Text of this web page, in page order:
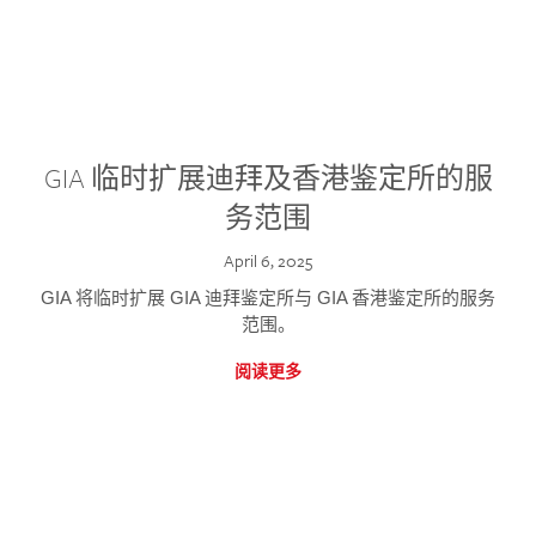
GIA 临时扩展迪拜及香港鉴定所的服
务范围
April 6, 2025
GIA 将临时扩展 GIA 迪拜鉴定所与 GIA 香港鉴定所的服务
范围。
阅读更多